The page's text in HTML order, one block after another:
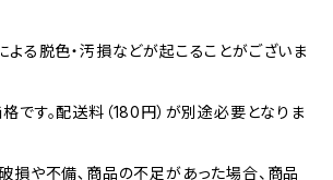
よる脱色・汚損などが起こることがございま
です。配送料（180円）が別途必要となりま
損や不備､商品の不足があった場合、商品